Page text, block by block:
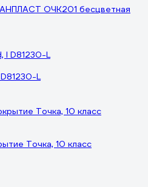
ОЧК201 бесцветная
L
Точка, 10 класс